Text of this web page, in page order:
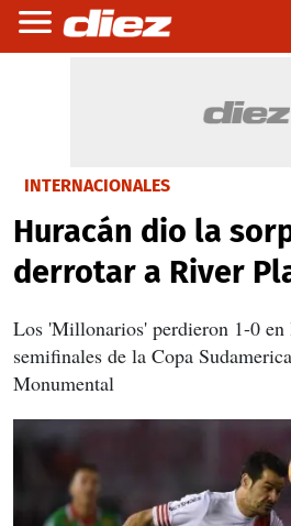
INTERNACIONALES
Huracán dio la
derrotar a River
Los 'Millonarios' perdieron 1-0 en
semifinales de la Copa
Monumental